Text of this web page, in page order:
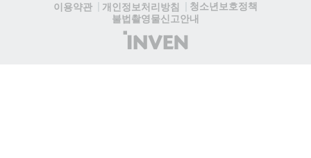
이용약관
개인정보처리방침
청소년보호정책
불법촬영물신고안내
(주)
인